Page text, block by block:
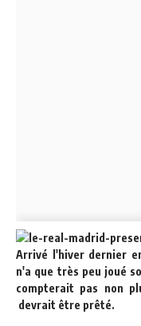
Arrivé l'hiver dernier
n'a que très peu joué
compterait pas non
devrait être prêté.